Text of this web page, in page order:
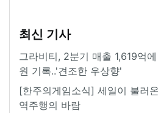
최신 기사
그라비티, 2분기 매출 1,619억
원 기록..'견조한 우상향'
[한주의게임소식] 세일이 불러
역주행의 바람